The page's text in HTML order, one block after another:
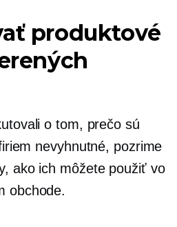
produktové
o tom, prečo sú
nevyhnutné, pozrime
ako ich môžete použiť vo
obchode.